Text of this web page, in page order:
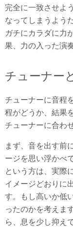
完全に一致させよ
なってしまうよう
ガチにカラダに力
果、力の入った演
チューナー
チューナーに音程
程がどうか、結果
チューナーに合わ
まず、音を出す前
ージを思い浮かべ
という方は、実際
イメージどおりに
す。もし高いか低
ったのかを考えま
ら、息を少し抑え